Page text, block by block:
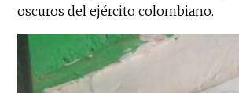
oscuros del ejército colombiano.